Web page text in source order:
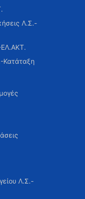
Λ.Σ.-
Κατάταξη
Λ.Σ.-